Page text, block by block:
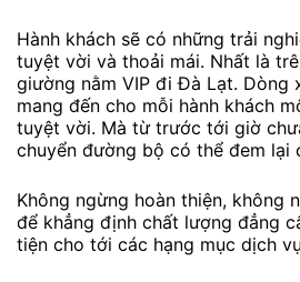
Hành khách sẽ có những trải
tuyệt vời và thoải mái. Nhất là
giường nằm VIP đi Đà Lạt. Dòng
mang đến cho mỗi hành khách
tuyệt vời. Mà từ trước tới giờ
chuyển đường bộ có thể đem lại
Không ngừng hoàn thiện, không
để khẳng định chất lượng đẳng
tiện cho tới các hạng mục dịch